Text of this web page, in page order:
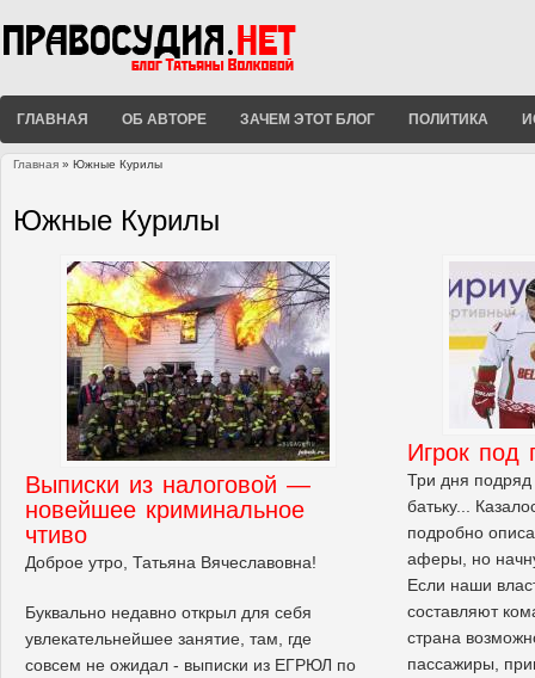
ГЛАВНАЯ ОБ АВТОРЕ ЗАЧЕМ ЭТОТ БЛОГ ПОЛИТИКА
Главная » Южные Курилы
Южные Курилы
Выписки из налоговой —
новейшее криминальное
чтиво
Доброе утро, Татьяна Вячеславовна!
Буквально недавно открыл для себя
увлекательнейшее занятие, там, где
совсем не ожидал - выписки из ЕГРЮЛ по
Игрок под
Три дня подряд
батьку...
подробно
аферы, но
Если наши
составляют
страна
пассажиры,